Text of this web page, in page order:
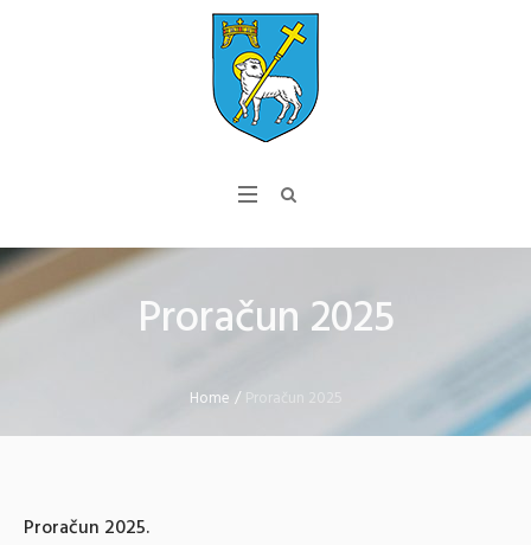
Proračun 2025
Home /Proračun 2025
Proračun 2025.